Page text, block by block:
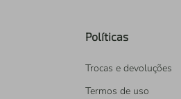
Políticas
Trocas e devoluções
Termos de uso